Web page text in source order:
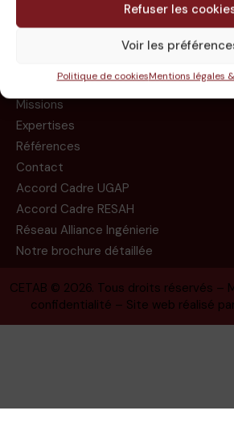
Refuser les
Voir les
Politique de cookiesMentions légales
Le groupe
Missions
Expertises
Références
Contact
Accord Cadre UGAP
Accord Cadre RESAH
Réseau Alliance Ingénierie
Notre brochure détaillée
CETAB © 2026. Tous droits réservés –
confidentialité – Site web réalisé